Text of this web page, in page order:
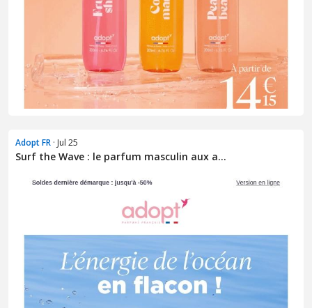
Adopt FR · Jul 25
Surf the Wave : le parfum masculin aux a...